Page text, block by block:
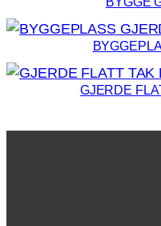
GJERDE